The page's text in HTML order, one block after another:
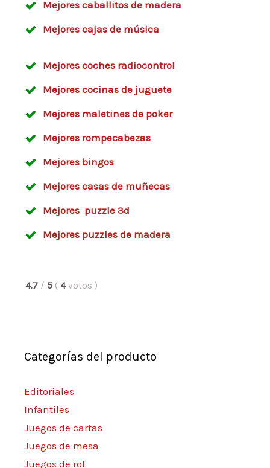
Mejores caballitos de madera
Mejores cajas de música
Mejores coches radiocontrol
Mejores cocinas de juguete
Mejores maletines de poker
Mejores rompecabezas
Mejores bingos
Mejores casas de muñecas
Mejores puzzle 3d
Mejores puzzles de madera
4.7 / 5 ( 4 votos )
Categorías del producto
Editoriales
Infantiles
Juegos de cartas
Juegos de mesa
Juegos de rol